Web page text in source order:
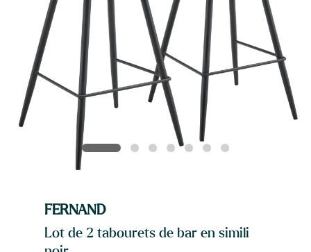
FERNAND
Lot de 2 tabourets de bar en simili